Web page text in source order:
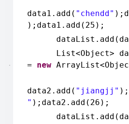
data1.add( "chendd"
);data1.add(25);
List<Object>
= new
data2.add( "jiangjj"
" );data2.add(26);